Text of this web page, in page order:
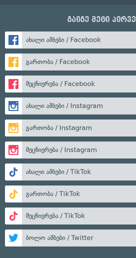
გაიგე მეტი
ახალი ამბები / Facebook
გართობა / Facebook
მეცნიერება / Facebook
ახალი ამბები / Instagram
გართობა / Instagram
მეცნიერება / Instagram
ახალი ამბები / TikTok
გართობა / TikTok
მეცნიერება / TikTok
ბოლო ამბები / Twitter